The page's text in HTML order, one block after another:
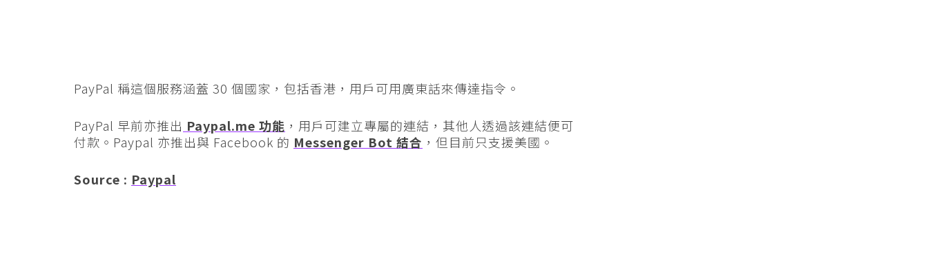
PayPal 稱這個服務涵蓋 30 個國家，包括香港，用戶可用廣東話來傳達指令。
PayPal 早前亦推出 Paypal.me 功能 ，用戶可建立專屬的連結，其他人透過該連結便可
付款。Paypal 亦推出與 Facebook 的 Messenger Bot 結合 ，但目前只支援美國。
Source : Paypal